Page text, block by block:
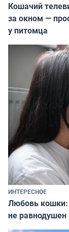
Кошачий
за окном —
у питомца
ИНТЕРЕСНОЕ
Любовь кошки:
не равнодушен